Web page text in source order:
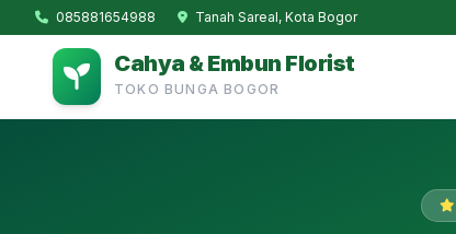
085881654988 Tanah Sareal, Kota Bogor
Cahya & Embun Florist
TOKO BUNGA BOGOR